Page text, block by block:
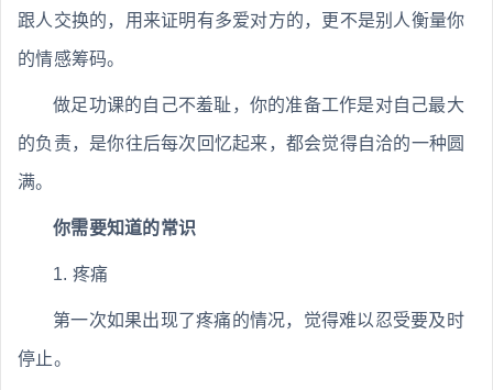
跟人交换的，用来证明有多爱对方的，更不是别人衡量你
的情感筹码。
做足功课的自己不羞耻，你的准备工作是对自己最大
的负责，是你往后每次回忆起来，都会觉得自洽的一种圆
满。
你需要知道的常识
1. 疼痛
第一次如果出现了疼痛的情况，觉得难以忍受要及时
停止。